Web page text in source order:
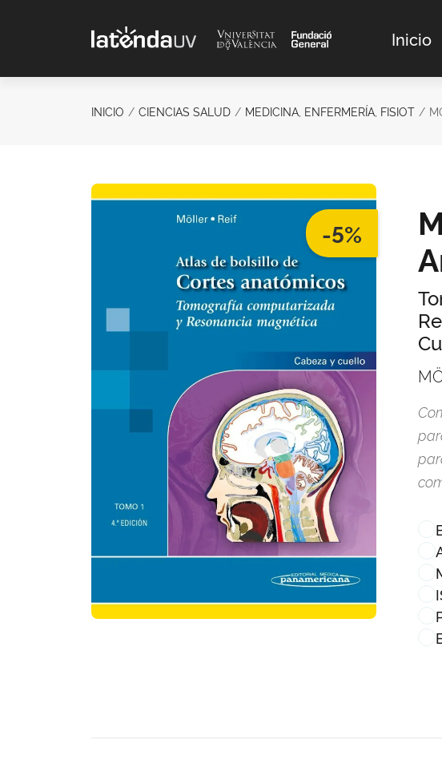
Inicio
INICIO CIENCIAS SALUD MEDICINA, ENFERMERÍA, FISIOT
-5%